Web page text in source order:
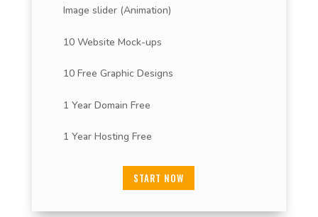
Image slider (Animation)
10 Website Mock-ups
10 Free Graphic Designs
1 Year Domain Free
1 Year Hosting Free
START NOW